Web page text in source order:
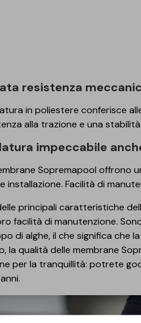
resistenza
in poliestere conferisce
alla trazione e una
impeccabile
Sopremapool offrono
installazione. Facilità di
principali caratteristiche
facilità di manutenzione.
di alghe, il che significa che
la qualità delle membrane
per la tranquillità: potrete